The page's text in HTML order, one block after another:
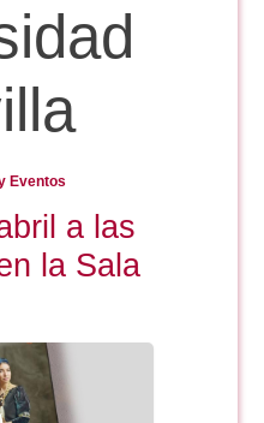
Eventos
a las
la Sala